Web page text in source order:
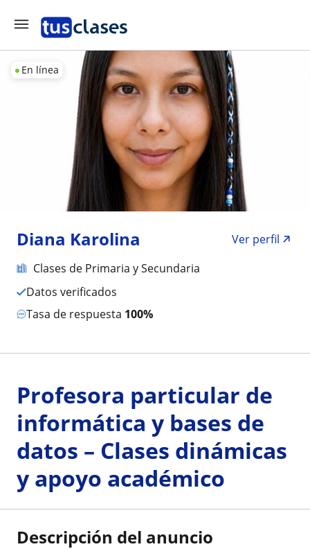
En línea
Diana Karolina
Ver perfil
Clases de Primaria y Secundaria
Datos verificados
Tasa de respuesta 100%
Profesora particular de
informática y bases de
datos – Clases dinámicas
y apoyo académico
Descripción del anuncio